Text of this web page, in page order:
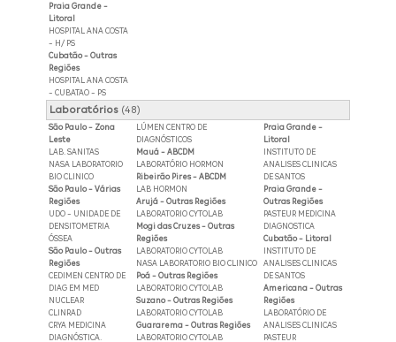
Praia Grande -
Litoral
HOSPITAL ANA COSTA
- H/ PS
Cubatão - Outras
Regiões
HOSPITAL ANA COSTA
- CUBATAO - PS
Laboratórios(48)
São Paulo - Zona
Leste
LAB. SANITAS
NASA LABORATORIO
BIO CLINICO
São Paulo - Várias
Regiões
UDO - UNIDADE DE
DENSITOMETRIA
ÓSSEA
São Paulo - Outras
Regiões
CEDIMEN CENTRO DE
DIAG EM MED
NUCLEAR
CLINRAD
CRYA MEDICINA
DIAGNÓSTICA.
LÚMEN CENTRO DE
DIAGNÓSTICOS
Mauá - ABCDM
LABORATÓRIO HORMON
Ribeirão Pires - ABCDM
LAB HORMON
Arujá - Outras Regiões
LABORATORIO CYTOLAB
Mogi das Cruzes - Outras
Regiões
LABORATORIO CYTOLAB
NASA LABORATORIO BIO CLINICO
Poá - Outras Regiões
LABORATORIO CYTOLAB
Suzano - Outras Regiões
LABORATORIO CYTOLAB
Guararema - Outras Regiões
LABORATORIO CYTOLAB
Praia Grande -
Litoral
INSTITUTO DE
ANALISES CLINICAS
DE SANTOS
Praia Grande -
Outras Regiões
PASTEUR MEDICINA
DIAGNOSTICA
Cubatão - Litoral
INSTITUTO DE
ANALISES CLINICAS
DE SANTOS
Americana - Outras
Regiões
LABORATÓRIO DE
ANALISES CLINICAS
PASTEUR